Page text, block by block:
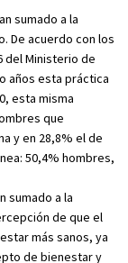
sumado a la
De acuerdo con los
del Ministerio de
años esta práctica
esta misma
que
y en 28,8% el de
50,4% hombres,
sumado a la
de que el
más sanos, ya
de bienestar y